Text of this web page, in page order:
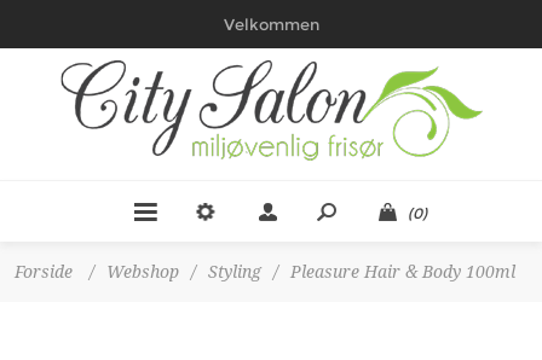
Velkommen
(0)
Forside / Webshop / Styling / Pleasure Hair & Body 100ml